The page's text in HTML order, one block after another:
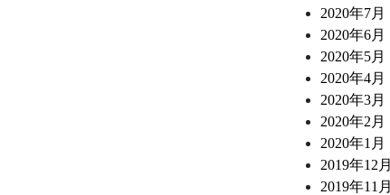
2020年7月
2020年6月
2020年5月
2020年4月
2020年3月
2020年2月
2020年1月
2019年12月
2019年11月